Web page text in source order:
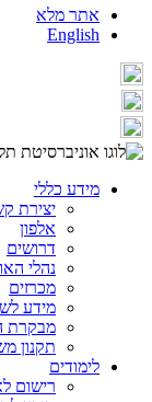
אתר מלא
English
מידע כללי
יצירת
אלפון
דרושים
נהלי
מכרזים
מידע
מבקרת
תקנון
לימודים
רישום